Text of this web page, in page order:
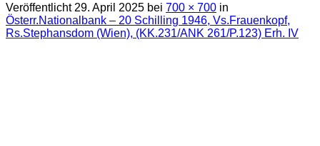
Veröffentlicht 29. April 2025 bei 700 × 700 in
Österr.Nationalbank – 20 Schilling 1946, Vs.Frauenkopf,
Rs.Stephansdom (Wien), (KK.231/ANK 261/P.123) Erh. IV